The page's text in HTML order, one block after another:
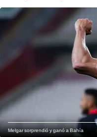
Melgar sorprendió y ganó a Bahía